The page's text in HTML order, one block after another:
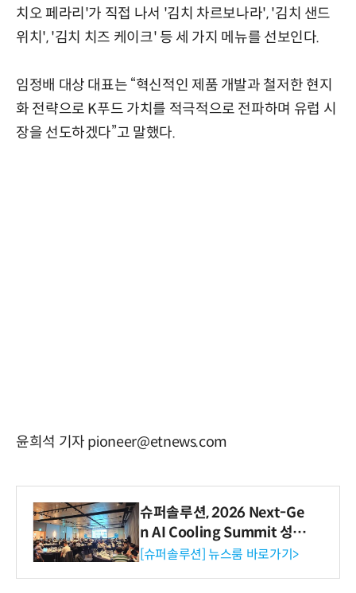
치오 페라리'가 직접 나서 '김치 차르보나라', '김치 샌드
위치', '김치 치즈 케이크' 등 세 가지 메뉴를 선보인다.
임정배 대상 대표는 “혁신적인 제품 개발과 철저한 현지
화 전략으로 K푸드 가치를 적극적으로 전파하며 유럽 시
장을 선도하겠다”고 말했다.
윤희석 기자 pioneer@etnews.com
슈퍼솔루션, 2026 Next-Ge
n AI Cooling Summit 성황
리 성료
[슈퍼솔루션] 뉴스룸 바로가기>